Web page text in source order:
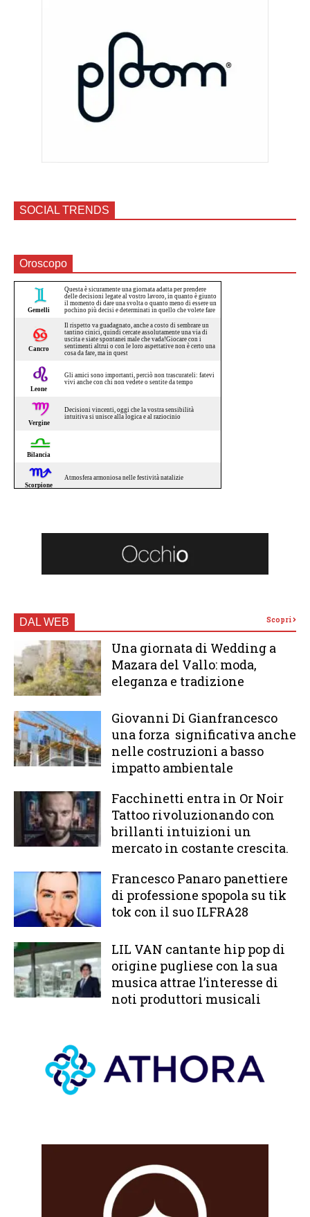
SOCIAL TRENDS
Oroscopo
DAL WEB Scopri
Una giornata di Wedding a
Mazara del Vallo: moda,
eleganza e tradizione
Giovanni Di Gianfrancesco
una forza significativa anche
nelle costruzioni a basso
impatto ambientale
Facchinetti entra in Or Noir
Tattoo rivoluzionando con
brillanti intuizioni un
mercato in costante crescita.
Francesco Panaro panettiere
di professione spopola su tik
tok con il suo ILFRA28
LIL VAN cantante hip pop di
origine pugliese con la sua
musica attrae l’interesse di
noti produttori musicali